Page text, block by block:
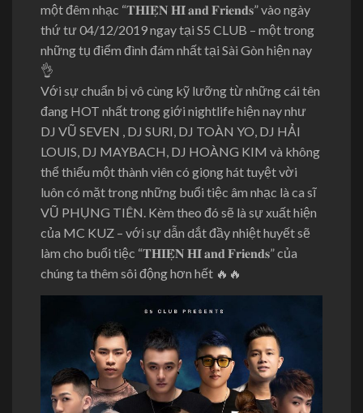
một đêm nhạc “𝐓𝐇𝐈𝐄̣̂𝐍 𝐇𝐈́ 𝐚𝐧𝐝 𝐅𝐫𝐢𝐞𝐧𝐝𝐬” vào ngày
thứ tư 04/12/2019 ngay tại S5 CLUB – một trong
những tụ điểm đình đám nhất tại Sài Gòn hiện nay
👌
Với sự chuẩn bị vô cùng kỹ lưỡng từ những cái tên
đang HOT nhất trong giới nightlife hiện nay như
DJ VŨ SEVEN , DJ SURI, DJ TOÀN YO, DJ HẢI
LOUIS, DJ MAYBACH, DJ HOÀNG KIM và không
thể thiếu một thành viên có giọng hát tuyệt vời
luôn có mặt trong những buổi tiệc âm nhạc là ca sĩ
VŨ PHỤNG TIÊN. Kèm theo đó sẽ là sự xuất hiện
của MC KUZ – với sự dẫn dắt đầy nhiệt huyết sẽ
làm cho buổi tiệc “𝐓𝐇𝐈𝐄̣̂𝐍 𝐇𝐈́ 𝐚𝐧𝐝 𝐅𝐫𝐢𝐞𝐧𝐝𝐬” của
chúng ta thêm sôi động hơn hết 🔥 🔥